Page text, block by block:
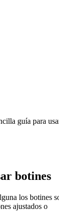
guía para
botines
los botines
ajustados o